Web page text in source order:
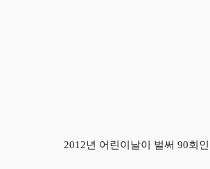
2012년 어린이날이 벌써 90회